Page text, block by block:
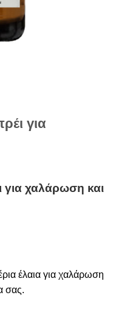
για
χαλάρωση και
έλαια για χαλάρωση
σας.